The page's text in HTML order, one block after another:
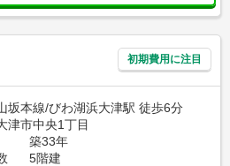
初期費用に注目
坂本線/びわ湖浜大津駅 徒歩6分
津市中央1丁目
築33年
5階建